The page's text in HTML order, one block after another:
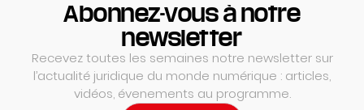
Abonnez-vous à notre
newsletter
Recevez toutes les semaines notre newsletter sur
l’actualité juridique du monde numérique : articles,
vidéos, évenements au programme.